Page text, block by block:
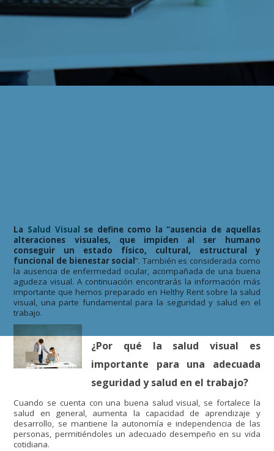
La Salud Visual se define como la “ausencia de aquellas
alteraciones visuales, que impiden al ser humano
conseguir un estado físico, cultural, estructural y
funcional de bienestar social”. También es considerada como
la ausencia de enfermedad ocular, acompañada de una buena
agudeza visual. A continuación encontrarás la información más
importante que hemos preparado en Helthy Rent sobre la salud
visual, una parte fundamental para la seguridad y salud en el
trabajo.
¿Por qué la salud visual es
importante para una adecuada
seguridad y salud en el trabajo?
Cuando se cuenta con una buena salud visual, se fortalece la
salud en general, aumenta la capacidad de aprendizaje y
desarrollo, se mantiene la autonomía e independencia de las
personas, permitiéndoles un adecuado desempeño en su vida
cotidiana.